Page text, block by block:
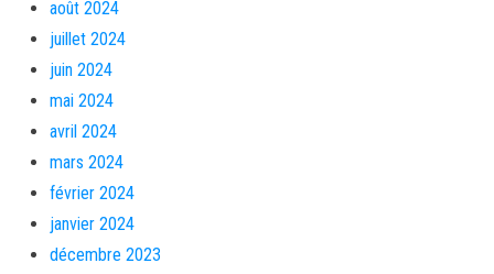
août 2024
juillet 2024
juin 2024
mai 2024
avril 2024
mars 2024
février 2024
janvier 2024
décembre 2023